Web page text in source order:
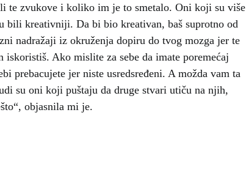
te zvukove i koliko im je to smetalo. Oni koji su više
bili kreativniji. Da bi bio kreativan, baš suprotno od
nadražaji iz okruženja dopiru do tvog mozga jer te
Ako mislite za sebe da imate poremećaj
prebacujete jer niste usredsređeni. A možda vam ta
su oni koji puštaju da druge stvari utiču na njih,
objasnila mi je.